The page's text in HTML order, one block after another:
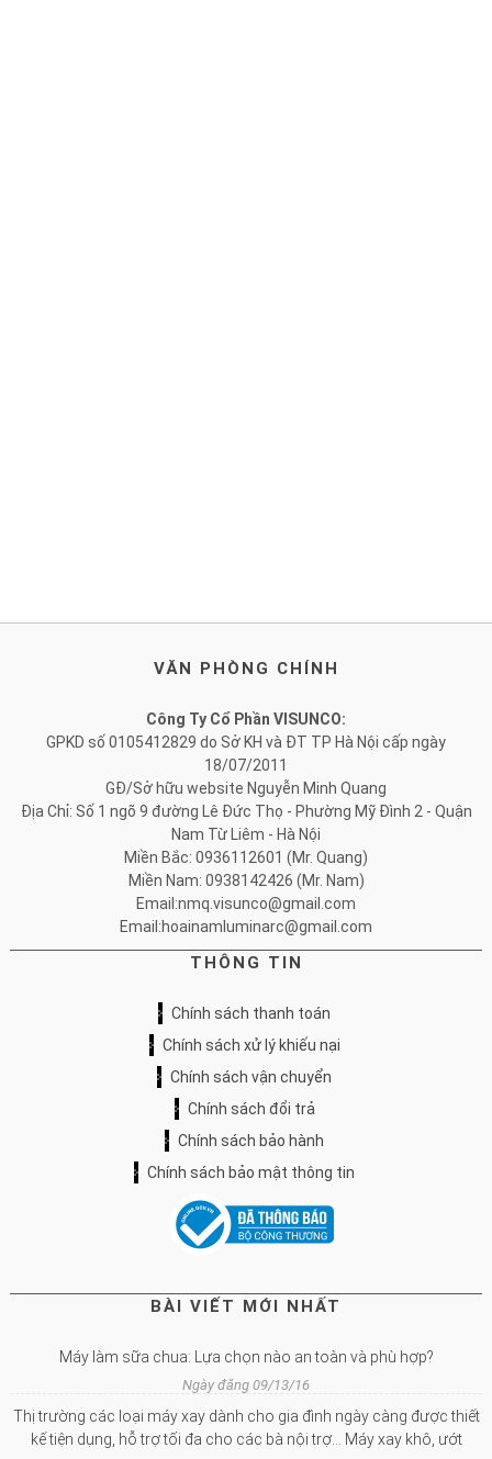
VĂN PHÒNG CHÍNH
Công Ty Cổ Phần VISUNCO:
GPKD số 0105412829 do Sở KH và ĐT TP Hà Nội cấp ngày
18/07/2011
GĐ/Sở hữu website Nguyễn Minh Quang
Địa Chỉ: Số 1 ngõ 9 đường Lê Đức Thọ - Phường Mỹ Đình 2 - Quận
Nam Từ Liêm - Hà Nội
Miền Bắc: 0936112601 (Mr. Quang)
Miền Nam: 0938142426 (Mr. Nam)
Email:nmq.visunco@gmail.com
Email:hoainamluminarc@gmail.com
THÔNG TIN
Chính sách thanh toán
Chính sách xử lý khiếu nại
Chính sách vận chuyển
Chính sách đổi trả
Chính sách bảo hành
Chính sách bảo mật thông tin
BÀI VIẾT MỚI NHẤT
Máy làm sữa chua: Lựa chọn nào an toàn và phù hợp?
Ngày đăng 09/13/16
Thị trường các loại máy xay dành cho gia đình ngày càng được thiết
kế tiện dụng, hỗ trợ tối đa cho các bà nội trợ… Máy xay khô, ướt